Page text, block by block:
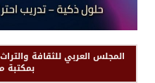
المجلس العربي للثقافة
بمكتبة